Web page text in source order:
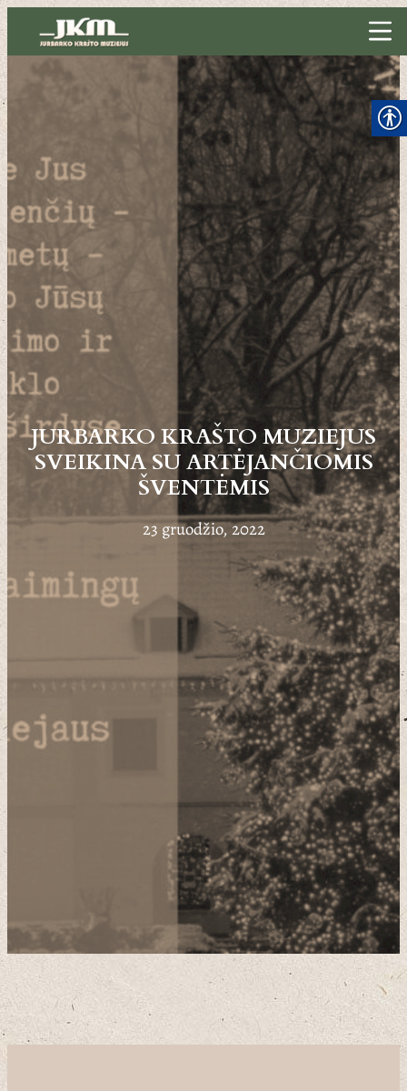
JURBARKO KRAŠTO MUZIEJUS
SVEIKINA SU ARTĖJANČIOMIS
ŠVENTĖMIS
23 gruodžio, 2022